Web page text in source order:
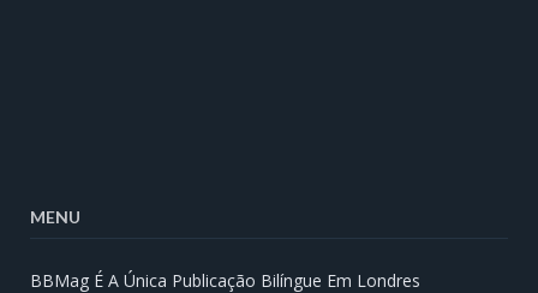
MENU
BBMag É A Única Publicação Bilíngue Em Londres